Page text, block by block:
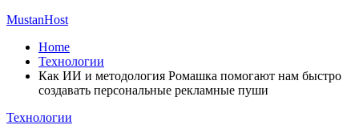
MustanHost
Home
Технологии
Как ИИ и методология Ромашка помогают нам быстро
создавать персональные рекламные пуши
Технологии